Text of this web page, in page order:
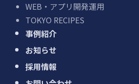
WEB・アプリ開発運用
TOKYO RECIPES
事例紹介
お知らせ
採用情報